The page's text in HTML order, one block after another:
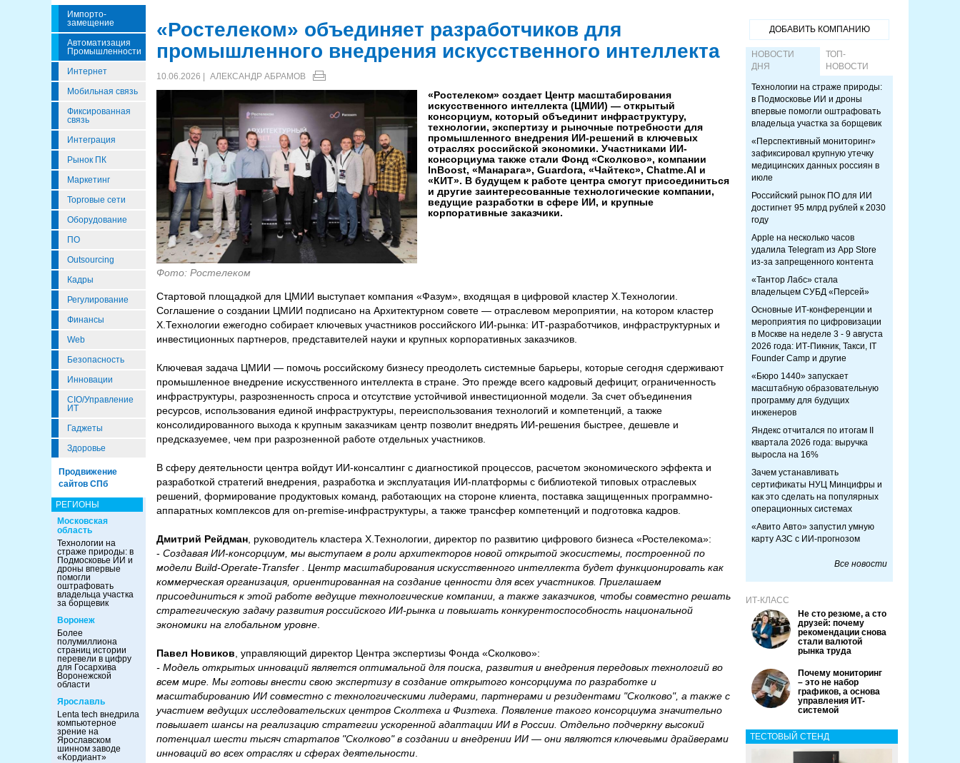
Импорто­
Замещение
Автоматизация
Промышленности
Интернет
Мобильная связь
Фиксированная
связь
Интеграция
Рынок ПК
Маркетинг
Торговые сети
Оборудование
ПО
Outsourcing
Кадры
Регулирование
Финансы
Web
Безопасность
Инновации
CIO/Управление
ИТ
Гаджеты
Здоровье
Продвижение
сайтов СПб
РЕГИОНЫ
Московская
область
Технологии на
страже природы: в
Подмосковье ИИ и
дроны впервые
помогли
оштрафовать
владельца участка
за борщевик
Воронеж
Более
полумиллиона
страниц истории
перевели в цифру
для Госархива
Воронежской
области
Ярославль
Lenta tech внедрила
компьютерное
зрение на
Ярославском
шинном заводе
«Кордиант»
«Ростелеком» объединяет разработчиков для
промышленного внедрения искусственного интеллекта
10.06.2026 | АЛЕКСАНДР АБРАМОВ
Фото: Ростелеком
«Ростелеком» создает Центр масштабирования
искусственного интеллекта (ЦМИИ) — открытый
консорциум, который объединит инфраструктуру,
технологии, экспертизу и рыночные потребности для
промышленного внедрения ИИ-решений в ключевых
отраслях российской экономики. Участниками ИИ-
консорциума также стали Фонд «Сколково», компании
InBoost, «Манарага», Guardora, «Чайтекс», Chatme.AI и
«КИТ». В будущем к работе центра смогут присоединиться
и другие заинтересованные технологические компании,
ведущие разработки в сфере ИИ, и крупные
корпоративные заказчики.
Стартовой площадкой для ЦМИИ выступает компания «Фазум», входящая в цифровой кластер Х.Технологии.
Соглашение о создании ЦМИИ подписано на Архитектурном совете — отраслевом мероприятии, на котором кластер
Х.Технологии ежегодно собирает ключевых участников российского ИИ-рынка: ИТ-разработчиков, инфраструктурных и
инвестиционных партнеров, представителей науки и крупных корпоративных заказчиков.
Ключевая задача ЦМИИ — помочь российскому бизнесу преодолеть системные барьеры, которые сегодня сдерживают
промышленное внедрение искусственного интеллекта в стране. Это прежде всего кадровый дефицит, ограниченность
инфраструктуры, разрозненность спроса и отсутствие устойчивой инвестиционной модели. За счет объединения
ресурсов, использования единой инфраструктуры, переиспользования технологий и компетенций, а также
консолидированного выхода к крупным заказчикам центр позволит внедрять ИИ-решения быстрее, дешевле и
предсказуемее, чем при разрозненной работе отдельных участников.
В сферу деятельности центра войдут ИИ-консалтинг с диагностикой процессов, расчетом экономического эффекта и
разработкой стратегий внедрения, разработка и эксплуатация ИИ-платформы с библиотекой типовых отраслевых
решений, формирование продуктовых команд, работающих на стороне клиента, поставка защищенных программно-
аппаратных комплексов для on-premise-инфраструктуры, а также трансфер компетенций и подготовка кадров.
Дмитрий Рейдман , руководитель кластера Х.Технологии, директор по развитию цифрового бизнеса «Ростелекома»:
- Создавая ИИ-консорциум, мы выступаем в роли архитекторов новой открытой экосистемы, построенной по
модели Build-Operate-Transfer . Центр масштабирования искусственного интеллекта будет функционировать как
коммерческая организация, ориентированная на создание ценности для всех участников. Приглашаем
присоединиться к этой работе ведущие технологические компании, а также заказчиков, чтобы совместно решать
стратегическую задачу развития российского ИИ-рынка и повышать конкурентоспособность национальной
экономики на глобальном уровне
Павел Новиков , управляющий директор Центра экспертизы Фонда «Сколково»:
- Модель открытых инноваций является оптимальной для поиска, развития и внедрения передовых технологий во
всем мире. Мы готовы внести свою экспертизу в создание открытого консорциума по разработке и
масштабированию ИИ совместно с технологическими лидерами, партнерами и резидентами "Сколково", а также с
участием ведущих исследовательских центров Сколтеха и Физтеха. Появление такого консорциума значительно
повышает шансы на реализацию стратегии ускоренной адаптации ИИ в России. Отдельно подчеркну высокий
потенциал шести тысяч стартапов "Сколково" в создании и внедрении ИИ — они являются ключевыми драйверами
инноваций во всех отраслях и сферах деятельности
ДОБАВИТЬ КОМПАНИЮ
НОВОСТИ
ДНЯ
ТОП-
НОВОСТИ
Технологии на страже природы:
в Подмосковье ИИ и дроны
впервые помогли оштрафовать
владельца участка за борщевик
«Перспективный мониторинг»
зафиксировал крупную утечку
медицинских данных россиян в
июле
Российский рынок ПО для ИИ
достигнет 95 млрд рублей к 2030
году
Apple на несколько часов
удалила Telegram из App Store
из-за запрещенного контента
«Тантор Лабс» стала
владельцем СУБД «Персей»
Основные ИТ-конференции и
мероприятия по цифровизации
в Москве на неделе 3 - 9 августа
2026 года: ИТ-Пикник, Такси, IT
Founder Camp и другие
«Бюро 1440» запускает
масштабную образовательную
программу для будущих
инженеров
Яндекс отчитался по итогам II
квартала 2026 года: выручка
выросла на 16%
Зачем устанавливать
сертификаты НУЦ Минцифры и
как это сделать на популярных
операционных системах
«Авито Авто» запустил умную
карту АЗС с ИИ-прогнозом
Все новости
ИТ-КЛАСС
Не сто резюме, а сто
друзей: почему
рекомендации снова
стали валютой
рынка труда
Почему мониторинг
– это не набор
графиков, а основа
управления ИТ-
системой
ТЕСТОВЫЙ СТЕНД